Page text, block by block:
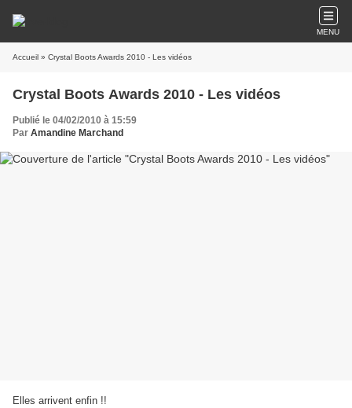
MENU
Accueil » Crystal Boots Awards 2010 - Les vidéos
Crystal Boots Awards 2010 - Les vidéos
Publié le 04/02/2010 à 15:59
Par Amandine Marchand
Elles arrivent enfin !!